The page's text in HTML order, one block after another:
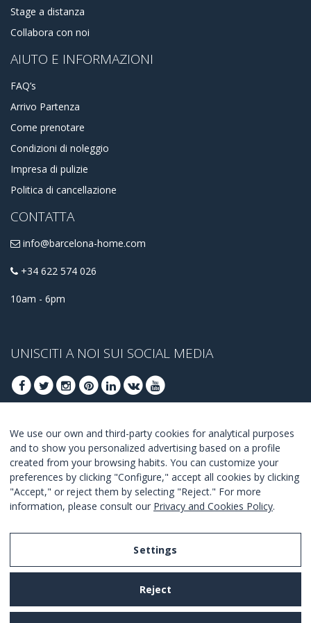
Stage a distanza
Collabora con noi
AIUTO E INFORMAZIONI
FAQ’s
Arrivo Partenza
Come prenotare
Condizioni di noleggio
Impresa di pulizie
Politica di cancellazione
CONTATTA
info@barcelona-home.com
+34 622 574 026
10am - 6pm
UNISCITI A NOI SUI SOCIAL MEDIA
ISCRIVITI PER OTTENERE LE OFFERTE MIGLIORI
UNISCITI
Accetto i termini e condizioni.
We use our own and third-party cookies for analytical purposes
and to show you personalized advertising based on a profile
created from your browsing habits. You can customize your
preferences by clicking "Configure," accept all cookies by clicking
"Accept," or reject them by selecting "Reject." For more
information, please consult our Privacy and Cookies Policy.
Settings
Reject
Legal Notice
Privacy and Cookies Policy
Terms and Conditions of Use